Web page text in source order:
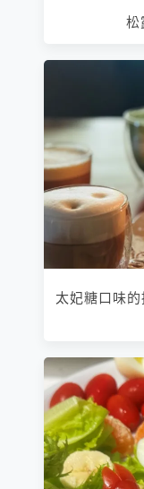
松
太妃糖口味